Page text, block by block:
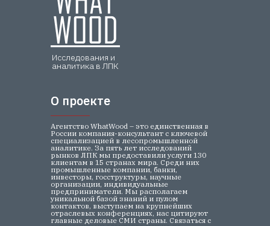
Агентство WhatWood – это единственная в
России компания-консультант с ключевой
специализацией в лесопромышленной
аналитике. За пять лет исследований
рынков ЛПК мы предоставили услуги 130
клиентам в 15 странах мира. Среди них
промышленные компании, банки,
инвесторы, госструктуры, научные
организации, индивидуальные
предприниматели. Мы располагаем
уникальной базой знаний и пулом
контактов, выступаем на крупнейших
отраслевых конференциях, нас цитируют
главные деловые СМИ страны. Связаться с
Исследования и
аналитика в ЛПК
О проекте
О проекте